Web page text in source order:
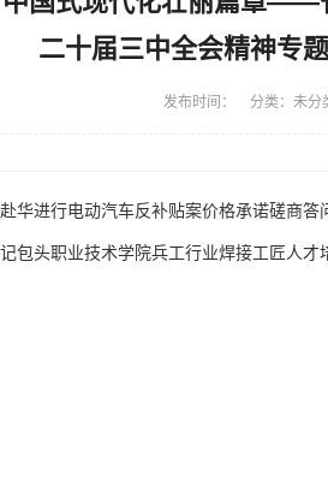
二十届三中全会精神专
发布时间： 分类：未分
华进行电动汽车反补贴案价格承诺磋商答
头职业技术学院兵工行业焊接工匠人才